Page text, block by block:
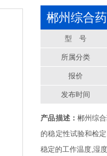
郴州综合
型 号
所属分类
报价
发布时间
产品描述： 郴州综
的稳定性试验和检
稳定的工作温度,湿